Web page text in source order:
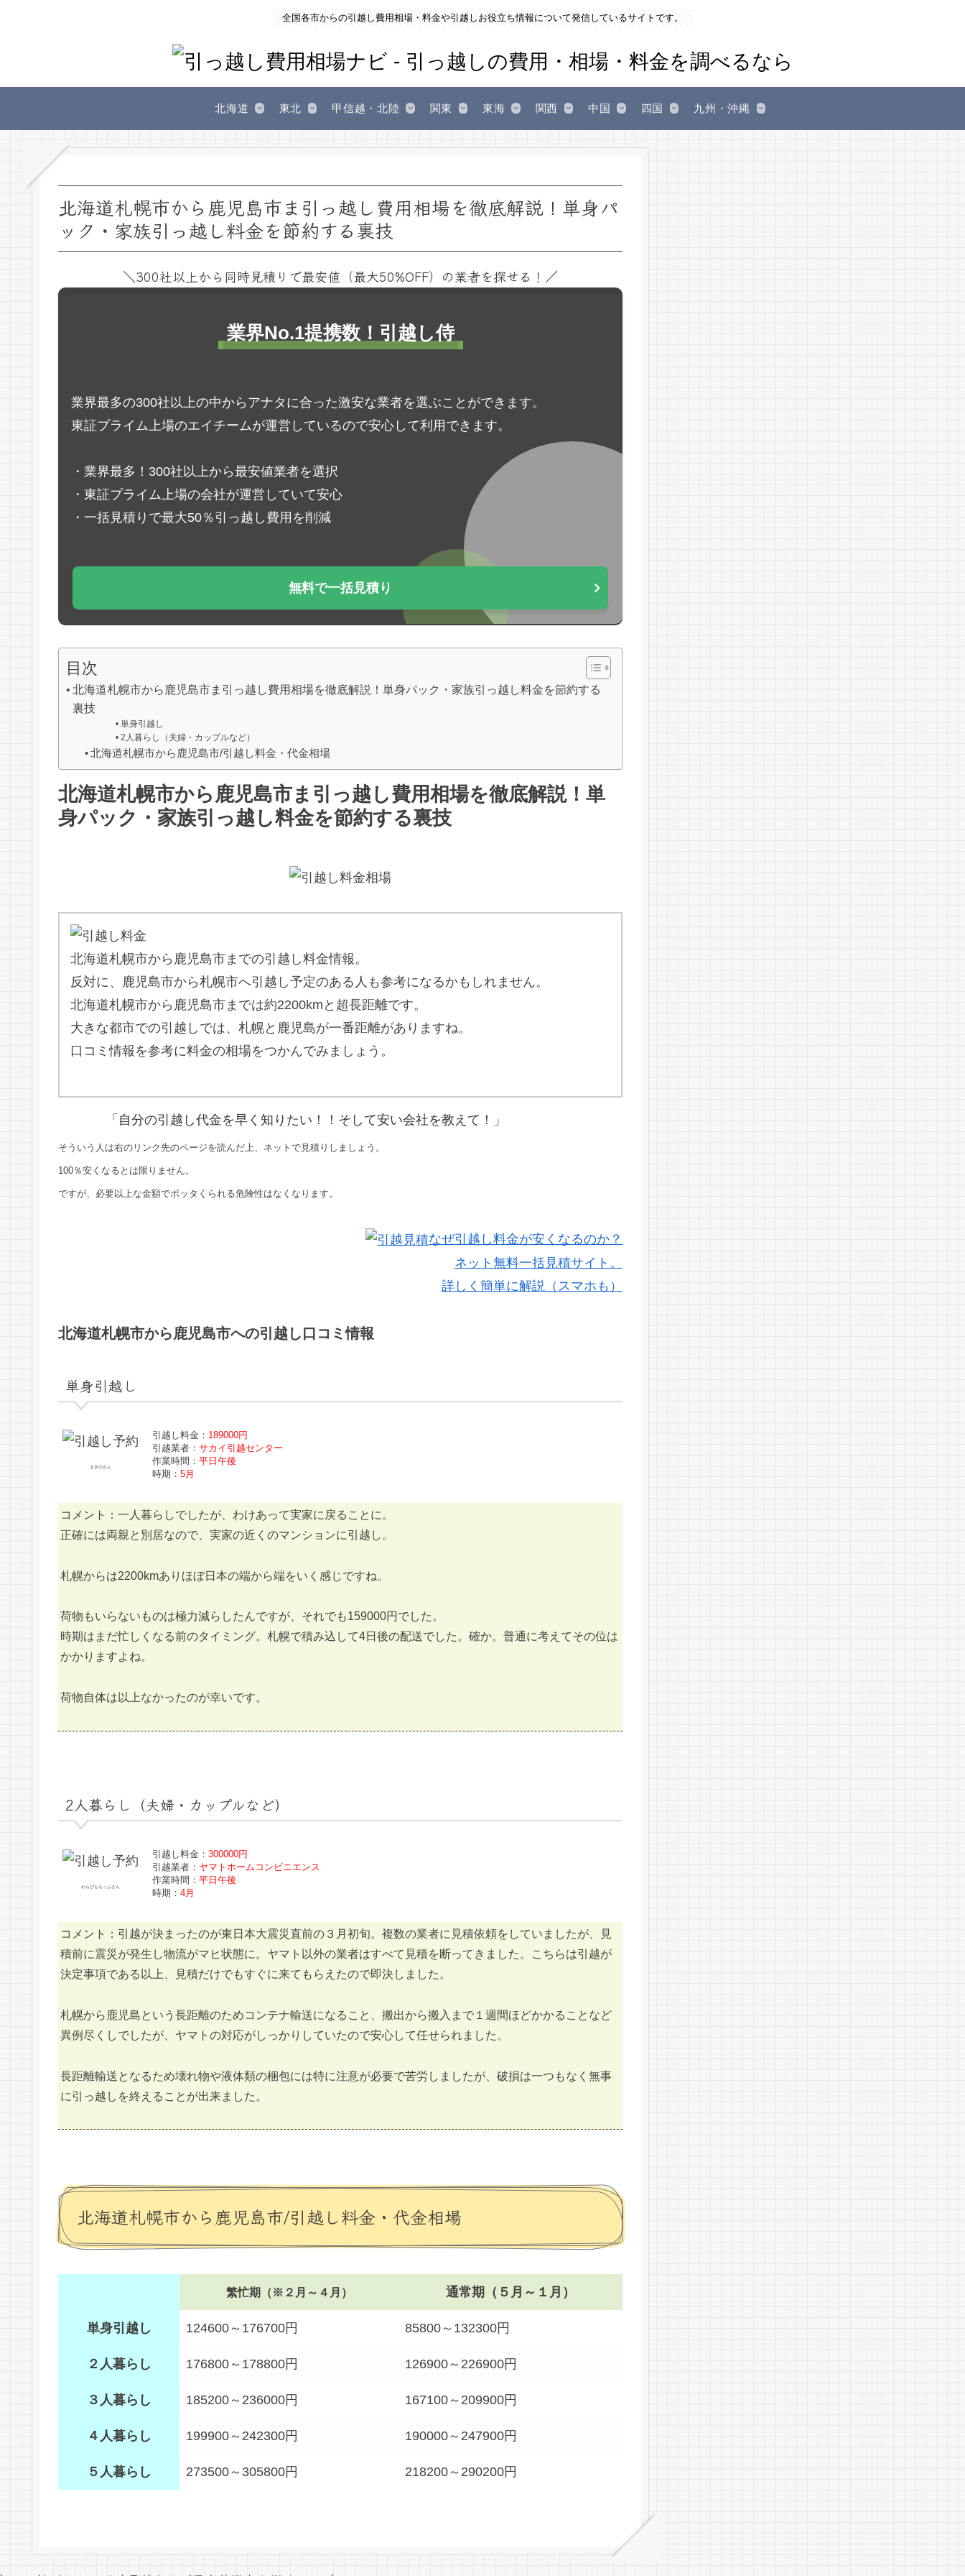
全国各市からの引越し費用相場・料金や引越しお役立ち情報について発信しているサイトです。
北海道 東北 甲信越・北陸 関東 東海 関西 中国 四国 九州・沖縄
北海道札幌市から鹿児島市ま引っ越し費用相場を徹底解説！単身パ
ック・家族引っ越し料金を節約する裏技
＼300社以上から同時見積りで最安値（最大50%OFF）の業者を探せる！／
業界No.1提携数！引越し侍
業界最多の300社以上の中からアナタに合った激安な業者を選ぶことができます。
東証プライム上場のエイチームが運営しているので安心して利用できます。
・業界最多！300社以上から最安値業者を選択
・東証プライム上場の会社が運営していて安心
・一括見積りで最大50％引っ越し費用を削減
無料で一括見積り
目次
北海道札幌市から鹿児島市ま引っ越し費用相場を徹底解説！単身パック・家族引っ越し料金を節約する
裏技
単身引越し
2人暮らし（夫婦・カップルなど）
北海道札幌市から鹿児島市/引越し料金・代金相場
北海道札幌市から鹿児島市ま引っ越し費用相場を徹底解説！単
身パック・家族引っ越し料金を節約する裏技
北海道札幌市から鹿児島市までの引越し料金情報。
反対に、鹿児島市から札幌市へ引越し予定のある人も参考になるかもしれません。
北海道札幌市から鹿児島市までは約2200kmと超長距離です。
大きな都市での引越しでは、札幌と鹿児島が一番距離がありますね。
口コミ情報を参考に料金の相場をつかんでみましょう。
「自分の引越し代金を早く知りたい！！そして安い会社を教えて！」
そういう人は右のリンク先のページを読んだ上、ネットで見積りしましょう。
100％安くなるとは限りません。
ですが、必要以上な金額でボッタくられる危険性はなくなります。
なぜ引越し料金が安くなるのか？
ネット無料一括見積サイト。
詳しく簡単に解説（スマホも）
北海道札幌市から鹿児島市への引越し口コミ情報
単身引越し
まきのさん
引越し料金： 189000円
引越業者： サカイ引越センター
作業時間： 平日午後
時期： 5月
コメント：一人暮らしでしたが、わけあって実家に戻ることに。
正確には両親と別居なので、実家の近くのマンションに引越し。
札幌からは2200kmありほぼ日本の端から端をいく感じですね。
荷物もいらないものは極力減らしたんですが、それでも159000円でした。
時期はまだ忙しくなる前のタイミング。札幌で積み込して4日後の配送でした。確か。普通に考えてその位は
かかりますよね。
荷物自体は以上なかったのが幸いです。
2人暮らし（夫婦・カップルなど）
わらびもちっぷさん
引越し料金： 300000円
引越業者： ヤマトホームコンビニエンス
作業時間： 平日午後
時期： 4月
コメント：引越が決まったのが東日本大震災直前の３月初旬。複数の業者に見積依頼をしていましたが、見
積前に震災が発生し物流がマヒ状態に。ヤマト以外の業者はすべて見積を断ってきました。こちらは引越が
決定事項である以上、見積だけでもすぐに来てもらえたので即決しました。
札幌から鹿児島という長距離のためコンテナ輸送になること、搬出から搬入まで１週間ほどかかることなど
異例尽くしでしたが、ヤマトの対応がしっかりしていたので安心して任せられました。
長距離輸送となるため壊れ物や液体類の梱包には特に注意が必要で苦労しましたが、破損は一つもなく無事
に引っ越しを終えることが出来ました。
北海道札幌市から鹿児島市/引越し料金・代金相場
繁忙期（※２月～４月） 通常期（５月～１月）
単身引越し 124600～176700円 85800～132300円
２人暮らし 176800～178800円 126900～226900円
３人暮らし 185200～236000円 167100～209900円
４人暮らし 199900～242300円 190000～247900円
５人暮らし 273500～305800円 218200～290200円